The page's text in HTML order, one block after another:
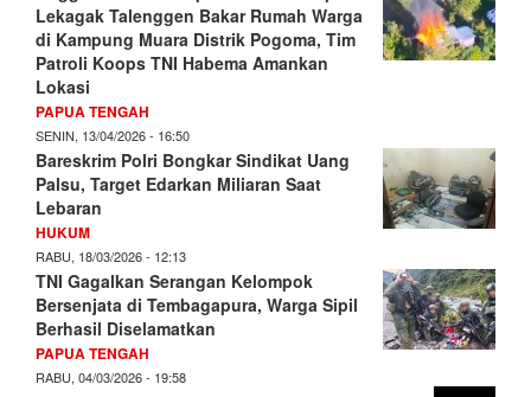
Lekagak Talenggen Bakar Rumah Warga
di Kampung Muara Distrik Pogoma, Tim
Patroli Koops TNI Habema Amankan
Lokasi
PAPUA TENGAH
SENIN, 13/04/2026 - 16:50
Bareskrim Polri Bongkar Sindikat Uang
Palsu, Target Edarkan Miliaran Saat
Lebaran
HUKUM
RABU, 18/03/2026 - 12:13
TNI Gagalkan Serangan Kelompok
Bersenjata di Tembagapura, Warga Sipil
Berhasil Diselamatkan
PAPUA TENGAH
RABU, 04/03/2026 - 19:58